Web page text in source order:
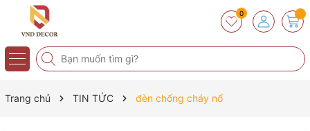
0
Trang chủ TIN TỨC đèn chống cháy nổ